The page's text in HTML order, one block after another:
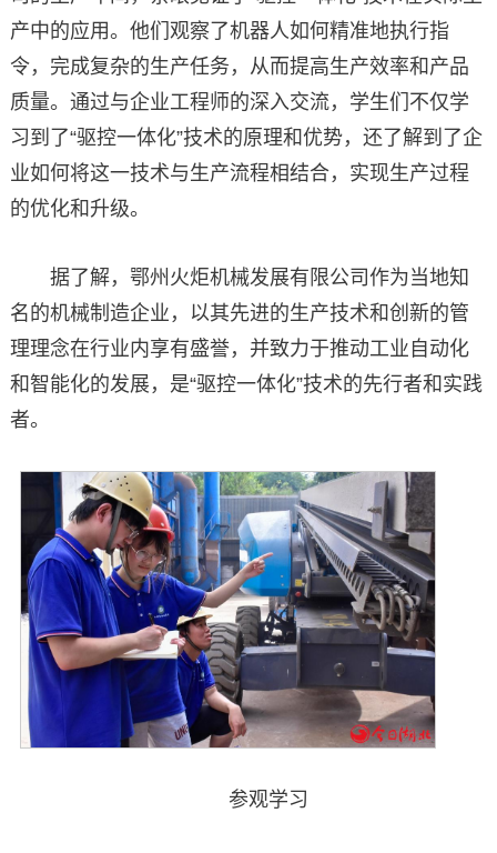
产中的应用。他们观察了机器人如何精准地执行指
令，完成复杂的生产任务，从而提高生产效率和产品
质量。通过与企业工程师的深入交流，学生们不仅学
习到了“驱控一体化”技术的原理和优势，还了解到了企
业如何将这一技术与生产流程相结合，实现生产过程
的优化和升级。
据了解，鄂州火炬机械发展有限公司作为当地知
名的机械制造企业，以其先进的生产技术和创新的管
理理念在行业内享有盛誉，并致力于推动工业自动化
和智能化的发展，是“驱控一体化”技术的先行者和实践
者。
参观学习